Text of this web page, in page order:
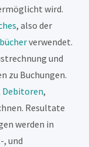
wird.
, also der
verwendet.
und
zu Buchungen.
Debitoren,
Resultate
werden in
und